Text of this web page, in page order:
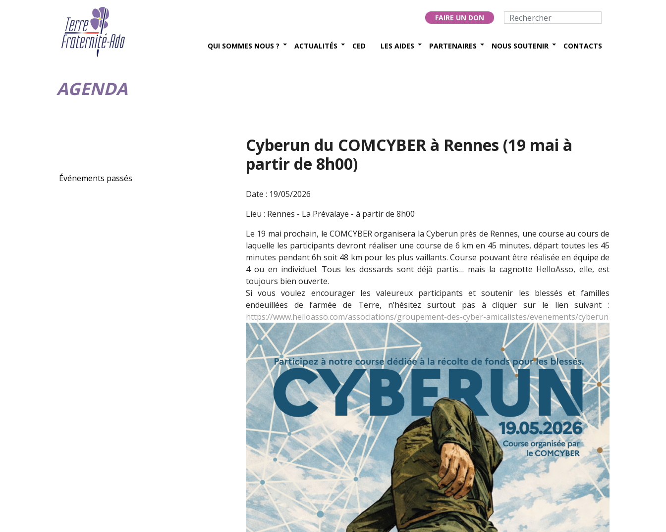
FAIRE UN DON
QUI SOMMES NOUS ? ACTUALITÉS CED LES AIDES PARTENAIRES NOUS SOUTENIR CONTACTS
AGENDA
Événements passés
Cyberun du COMCYBER à Rennes (19 mai à
partir de 8h00)
Date : 19/05/2026
Lieu : Rennes - La Prévalaye - à partir de 8h00
Le 19 mai prochain, le COMCYBER organisera la Cyberun près de Rennes, une course au cours de
laquelle les participants devront réaliser une course de 6 km en 45 minutes, départ toutes les 45
minutes pendant 6h soit 48 km pour les plus vaillants. Course pouvant être réalisée en équipe de
4 ou en individuel. Tous les dossards sont déjà partis… mais la cagnotte HelloAsso, elle, est
toujours bien ouverte.
Si vous voulez encourager les valeureux participants et soutenir les blessés et familles
endeuillées de l’armée de Terre, n’hésitez surtout pas à cliquer sur le lien suivant :
https://www.helloasso.com/associations/groupement-des-cyber-amicalistes/evenements/cyberun